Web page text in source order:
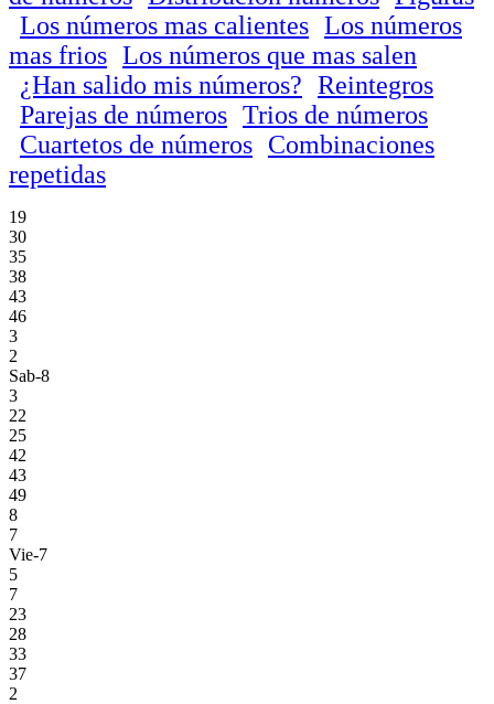
Los números mas calientes Los números
mas frios Los números que mas salen
¿Han salido mis números? Reintegros
Parejas de números Trios de números
Cuartetos de números Combinaciones
repetidas
19
30
35
38
43
46
3
2
Sab-8
3
22
25
42
43
49
8
7
Vie-7
5
7
23
28
33
37
2